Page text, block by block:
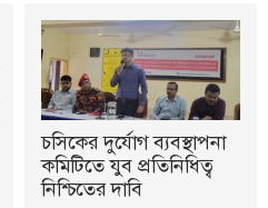
চসিকের দুর্যোগ ব্যবস্থাপনা
কমিটিতে যুব প্রতিনিধিত্ব
নিশ্চিতের দাবি